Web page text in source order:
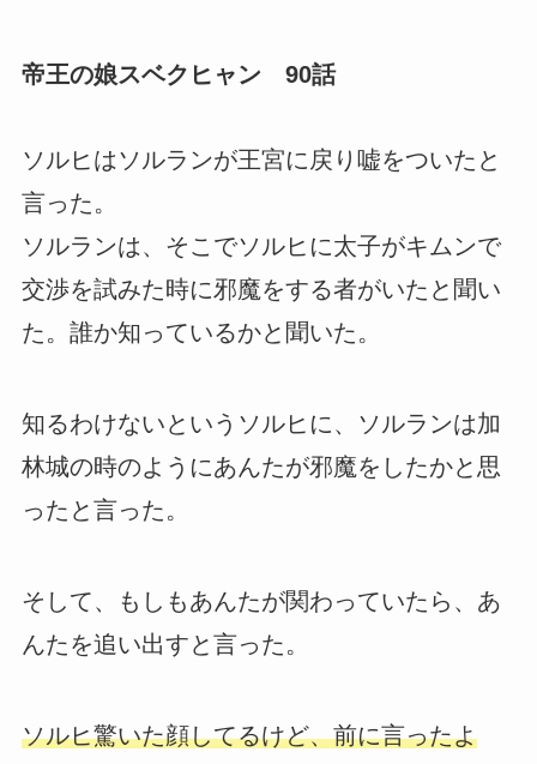
帝王の娘スベクヒャン 90話
ソルヒはソルランが王宮に戻り嘘をついたと
言った。
ソルランは、そこでソルヒに太子がキムンで
交渉を試みた時に邪魔をする者がいたと聞い
た。誰か知っているかと聞いた。
知るわけないというソルヒに、ソルランは加
林城の時のようにあんたが邪魔をしたかと思
ったと言った。
そして、もしもあんたが関わっていたら、あ
んたを追い出すと言った。
ソルヒ驚いた顔してるけど、前に言ったよ